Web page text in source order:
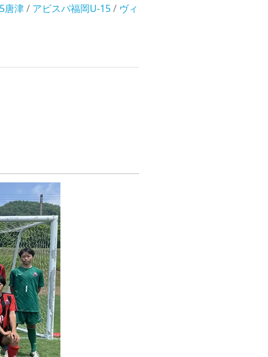
唐津/ アビスパ福岡U-15/ ヴィ